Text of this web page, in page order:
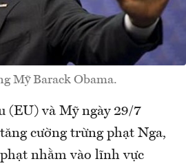
Mỹ Barack Obama.
(EU) và Mỹ ngày 29/7
cường trừng phạt Nga,
nhằm vào lĩnh vực